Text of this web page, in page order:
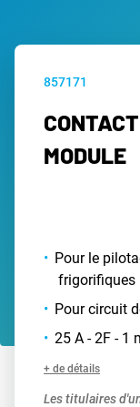
857171
MODULE
Pour le
frigorifiques
Pour circuit
25 A - 2F - 1
+ de détails
Les titulaires